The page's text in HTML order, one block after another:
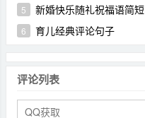
5 新婚快乐随礼祝福语简短
6 育儿经典评论句子
评论列表